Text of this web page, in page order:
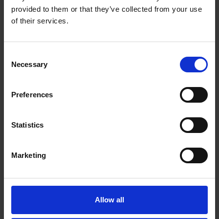
provided to them or that they’ve collected from your use
of their services.
Selection
Necessary
Preferences
Statistics
Marketing
Allow all
działań marketingowych, plan promocji szkoły, wzory
materiałów promocyjnych spójnych z identyfikacją
pomoże klientom
poznać ofertę kursów dostępnych w Twojej szkole
który pełen jest inspiracji na temat psychologii
(nie tylko języka angielskiego) oraz pomysłów na
atrakcyjne rodzinne wycieczki.
W Early Stage rozumiemy, jak ważne
jest wsparcie franczyzobiorców we wszystkich
zarządczych. Nasz zespół koordynatorów
franczyzobiorcami, pomaga zorganizować
funkcjonowanie Twojej szkoły językowej, między